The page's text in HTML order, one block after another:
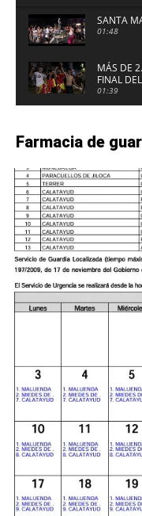
SANTA
01:48
MÁS DE
FINAL
FUERTE
01:39
Farmacia de